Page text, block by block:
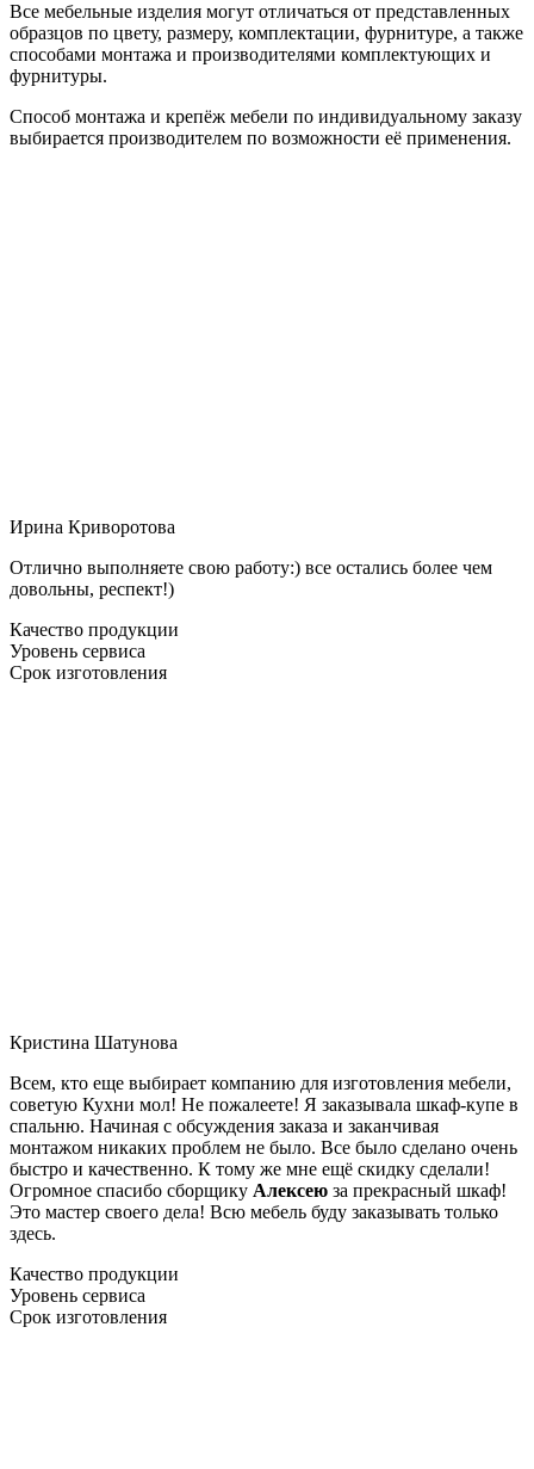
Все мебельные изделия могут отличаться от представленных
образцов по цвету, размеру, комплектации, фурнитуре, а также
способами монтажа и производителями комплектующих и
фурнитуры.
Способ монтажа и крепёж мебели по индивидуальному заказу
выбирается производителем по возможности её применения.
Ирина Криворотова
Отлично выполняете свою работу:) все остались более чем
довольны, респект!)
Качество продукции
Уровень сервиса
Срок изготовления
Кристина Шатунова
Всем, кто еще выбирает компанию для изготовления мебели,
советую Кухни мол! Не пожалеете! Я заказывала шкаф-купе в
спальню. Начиная с обсуждения заказа и заканчивая
монтажом никаких проблем не было. Все было сделано очень
быстро и качественно. К тому же мне ещё скидку сделали!
Огромное спасибо сборщику Алексею за прекрасный шкаф!
Это мастер своего дела! Всю мебель буду заказывать только
здесь.
Качество продукции
Уровень сервиса
Срок изготовления